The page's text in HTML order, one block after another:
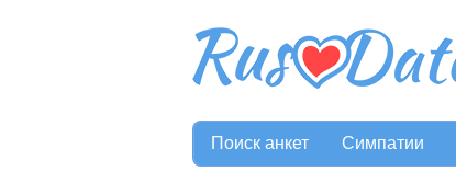
Поиск анкет Симпатии